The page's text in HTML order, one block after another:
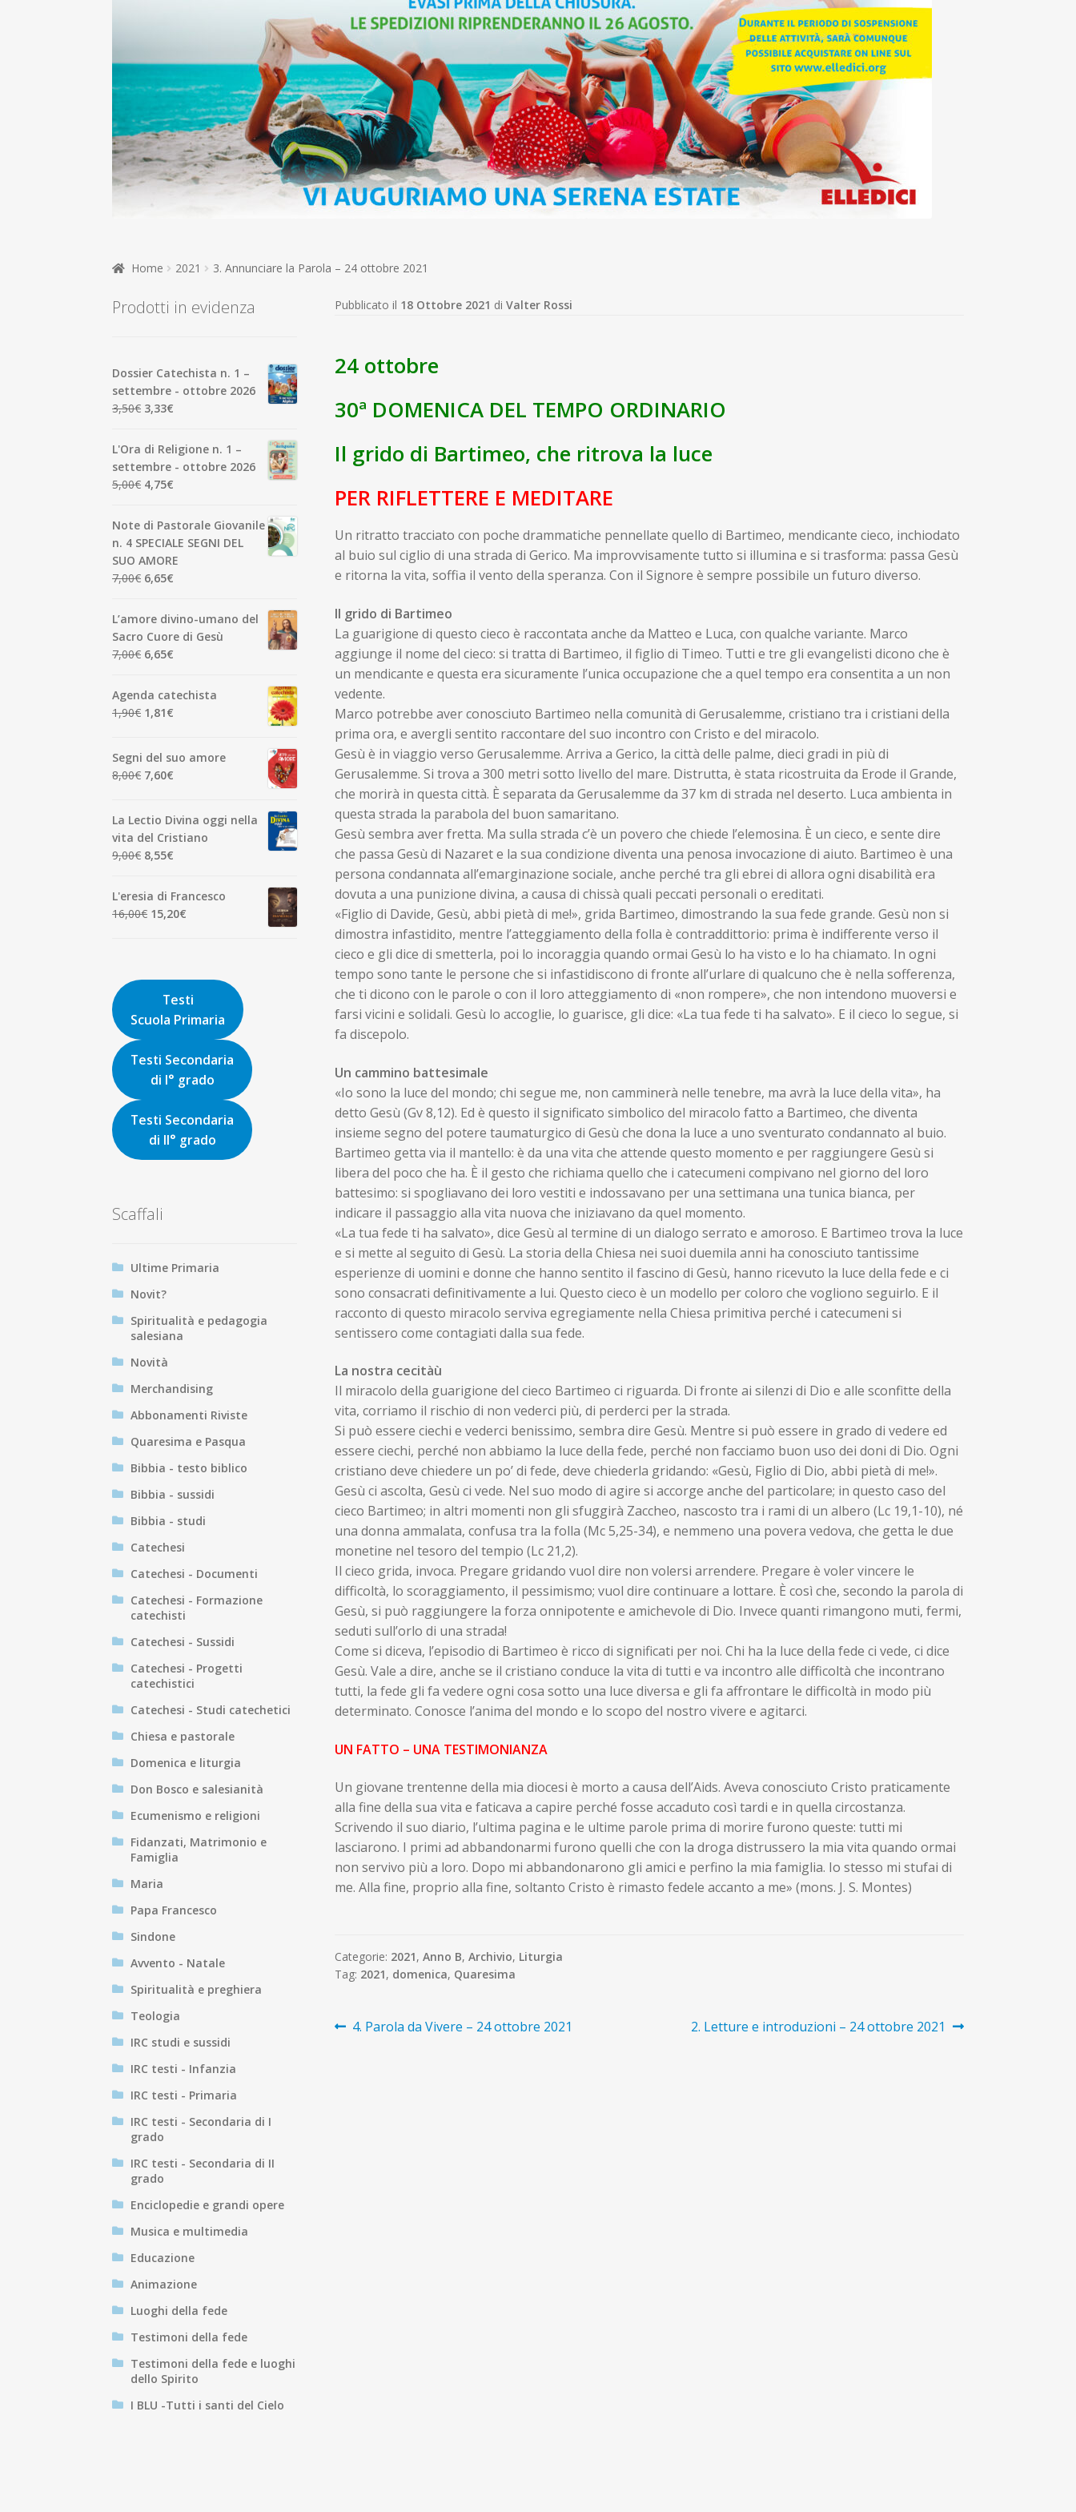
Home 2021 3. Annunciare la Parola – 24 ottobre 2021
Pubblicato il 18 Ottobre 2021 di Valter Rossi
24 ottobre
30ª DOMENICA DEL TEMPO ORDINARIO
Il grido di Bartimeo, che ritrova la luce
PER RIFLETTERE E MEDITARE
Un ritratto tracciato con poche drammatiche pennellate quello di Bartimeo, mendicante cieco, inchiodato
al buio sul ciglio di una strada di Gerico. Ma improvvisamente tutto si illumina e si trasforma: passa Gesù
e ritorna la vita, soffia il vento della speranza. Con il Signore è sempre possibile un futuro diverso.
Il grido di Bartimeo
La guarigione di questo cieco è raccontata anche da Matteo e Luca, con qualche variante. Marco
aggiunge il nome del cieco: si tratta di Bartimeo, il figlio di Timeo. Tutti e tre gli evangelisti dicono che è
un mendicante e questa era sicuramente l’unica occupazione che a quel tempo era consentita a un non
vedente.
Marco potrebbe aver conosciuto Bartimeo nella comunità di Gerusalemme, cristiano tra i cristiani della
prima ora, e avergli sentito raccontare del suo incontro con Cristo e del miracolo.
Gesù è in viaggio verso Gerusalemme. Arriva a Gerico, la città delle palme, dieci gradi in più di
Gerusalemme. Si trova a 300 metri sotto livello del mare. Distrutta, è stata ricostruita da Erode il Grande,
che morirà in questa città. È separata da Gerusalemme da 37 km di strada nel deserto. Luca ambienta in
questa strada la parabola del buon samaritano.
Gesù sembra aver fretta. Ma sulla strada c’è un povero che chiede l’elemosina. È un cieco, e sente dire
che passa Gesù di Nazaret e la sua condizione diventa una penosa invocazione di aiuto. Bartimeo è una
persona condannata all’emarginazione sociale, anche perché tra gli ebrei di allora ogni disabilità era
dovuta a una punizione divina, a causa di chissà quali peccati personali o ereditati.
«Figlio di Davide, Gesù, abbi pietà di me!», grida Bartimeo, dimostrando la sua fede grande. Gesù non si
dimostra infastidito, mentre l’atteggiamento della folla è contraddittorio: prima è indifferente verso il
cieco e gli dice di smetterla, poi lo incoraggia quando ormai Gesù lo ha visto e lo ha chiamato. In ogni
tempo sono tante le persone che si infastidiscono di fronte all’urlare di qualcuno che è nella sofferenza,
che ti dicono con le parole o con il loro atteggiamento di «non rompere», che non intendono muoversi e
farsi vicini e solidali. Gesù lo accoglie, lo guarisce, gli dice: «La tua fede ti ha salvato». E il cieco lo segue, si
fa discepolo.
Un cammino battesimale
«Io sono la luce del mondo; chi segue me, non camminerà nelle tenebre, ma avrà la luce della vita», ha
detto Gesù (Gv 8,12). Ed è questo il significato simbolico del miracolo fatto a Bartimeo, che diventa
insieme segno del potere taumaturgico di Gesù che dona la luce a uno sventurato condannato al buio.
Bartimeo getta via il mantello: è da una vita che attende questo momento e per raggiungere Gesù si
libera del poco che ha. È il gesto che richiama quello che i catecumeni compivano nel giorno del loro
battesimo: si spogliavano dei loro vestiti e indossavano per una settimana una tunica bianca, per
indicare il passaggio alla vita nuova che iniziavano da quel momento.
«La tua fede ti ha salvato», dice Gesù al termine di un dialogo serrato e amoroso. E Bartimeo trova la luce
e si mette al seguito di Gesù. La storia della Chiesa nei suoi duemila anni ha conosciuto tantissime
esperienze di uomini e donne che hanno sentito il fascino di Gesù, hanno ricevuto la luce della fede e ci
sono consacrati definitivamente a lui. Questo cieco è un modello per coloro che vogliono seguirlo. E il
racconto di questo miracolo serviva egregiamente nella Chiesa primitiva perché i catecumeni si
sentissero come contagiati dalla sua fede.
La nostra cecitàù
Il miracolo della guarigione del cieco Bartimeo ci riguarda. Di fronte ai silenzi di Dio e alle sconfitte della
vita, corriamo il rischio di non vederci più, di perderci per la strada.
Si può essere ciechi e vederci benissimo, sembra dire Gesù. Mentre si può essere in grado di vedere ed
essere ciechi, perché non abbiamo la luce della fede, perché non facciamo buon uso dei doni di Dio. Ogni
cristiano deve chiedere un po’ di fede, deve chiederla gridando: «Gesù, Figlio di Dio, abbi pietà di me!».
Gesù ci ascolta, Gesù ci vede. Nel suo modo di agire si accorge anche del particolare; in questo caso del
cieco Bartimeo; in altri momenti non gli sfuggirà Zaccheo, nascosto tra i rami di un albero (Lc 19,1-10), né
una donna ammalata, confusa tra la folla (Mc 5,25-34), e nemmeno una povera vedova, che getta le due
monetine nel tesoro del tempio (Lc 21,2).
Il cieco grida, invoca. Pregare gridando vuol dire non volersi arrendere. Pregare è voler vincere le
difficoltà, lo scoraggiamento, il pessimismo; vuol dire continuare a lottare. È così che, secondo la parola di
Gesù, si può raggiungere la forza onnipotente e amichevole di Dio. Invece quanti rimangono muti, fermi,
seduti sull’orlo di una strada!
Come si diceva, l’episodio di Bartimeo è ricco di significati per noi. Chi ha la luce della fede ci vede, ci dice
Gesù. Vale a dire, anche se il cristiano conduce la vita di tutti e va incontro alle difficoltà che incontrano
tutti, la fede gli fa vedere ogni cosa sotto una luce diversa e gli fa affrontare le difficoltà in modo più
determinato. Conosce l’anima del mondo e lo scopo del nostro vivere e agitarci.
UN FATTO – UNA TESTIMONIANZA
Un giovane trentenne della mia diocesi è morto a causa dell’Aids. Aveva conosciuto Cristo praticamente
alla fine della sua vita e faticava a capire perché fosse accaduto così tardi e in quella circostanza.
Scrivendo il suo diario, l’ultima pagina e le ultime parole prima di morire furono queste: tutti mi
lasciarono. I primi ad abbandonarmi furono quelli che con la droga distrussero la mia vita quando ormai
non servivo più a loro. Dopo mi abbandonarono gli amici e perfino la mia famiglia. Io stesso mi stufai di
me. Alla fine, proprio alla fine, soltanto Cristo è rimasto fedele accanto a me» (mons. J. S. Montes)
Categorie: 2021, Anno B, Archivio, Liturgia
Tag: 2021, domenica, Quaresima
Navigazione
Articolo
4. Parola da Vivere – 24 ottobre 2021
Articolo
2. Letture e introduzioni – 24 ottobre 2021
Prodotti in evidenza
Dossier Catechista n. 1 –
settembre - ottobre 2026
3,50€ Il
originale
era:
3,50€.
3,33€
attuale
è:
L'Ora di Religione n. 1 –
settembre - ottobre 2026
5,00€ Il
originale
era:
5,00€.
4,75€
attuale
è:
4,75€.
Note di Pastorale Giovanile
n. 4 SPECIALE SEGNI DEL
SUO AMORE
7,00€ Il
originale
era:
7,00€.
6,65€
attuale
L’amore divino-umano del
Sacro Cuore di Gesù
7,00€ Il
originale
era:
7,00€.
6,65€
attuale
Agenda catechista
1,90€ Il
era:
1,90€.
1,81€
è:
Segni del suo amore
8,00€ Il
era:
8,00€.
7,60€
è:
7,60€.
La Lectio Divina oggi nella
vita del Cristiano
9,00€ Il
originale
era:
9,00€.
8,55€
attuale
è:
L'eresia di Francesco
16,00€ Il
16,00€.
15,20€
15,20€.
Testi
Scuola Primaria
Testi Secondaria
di I° grado
Testi Secondaria
di II° grado
Scaffali
Ultime Primaria
Novit?
Spiritualità e pedagogia
salesiana
Novità
Merchandising
Abbonamenti Riviste
Quaresima e Pasqua
Bibbia - testo biblico
Bibbia - sussidi
Bibbia - studi
Catechesi
Catechesi - Documenti
Catechesi - Formazione
catechisti
Catechesi - Sussidi
Catechesi - Progetti
catechistici
Catechesi - Studi catechetici
Chiesa e pastorale
Domenica e liturgia
Don Bosco e salesianità
Ecumenismo e religioni
Fidanzati, Matrimonio e
Famiglia
Maria
Papa Francesco
Sindone
Avvento - Natale
Spiritualità e preghiera
Teologia
IRC studi e sussidi
IRC testi - Infanzia
IRC testi - Primaria
IRC testi - Secondaria di I
grado
IRC testi - Secondaria di II
grado
Enciclopedie e grandi opere
Musica e multimedia
Educazione
Animazione
Luoghi della fede
Testimoni della fede
Testimoni della fede e luoghi
dello Spirito
I BLU -Tutti i santi del Cielo